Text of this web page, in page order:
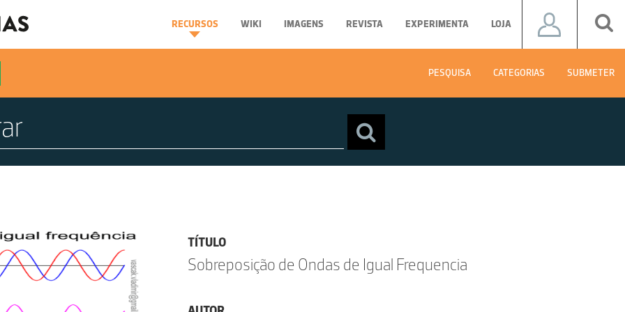
RECURSOS WIKI IMAGENS REVISTA EXPERIMENTA LOJA
PESQUISA CATEGORIAS SUBMETER
TÍTULO
Sobreposição de Ondas de Igual Frequencia